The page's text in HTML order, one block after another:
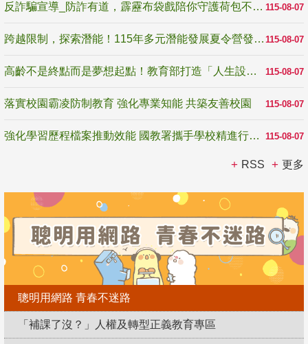
115-08-07
反詐騙宣導_防詐有道，霹靂布袋戲陪你守護荷包不受騙
115-08-07
跨越限制，探索潛能！115年多元潛能發展夏令營發掘生命無限可能
115-08-07
高齡不是終點而是夢想起點！教育部打造「人生設計夢工場」 參展第3屆高齡健康產業博覽會
115-08-07
落實校園霸凌防制教育 強化專業知能 共築友善校園
115-08-07
強化學習歷程檔案推動效能 國教署攜手學校精進行政與教學支持
RSS 更多
聰明用網路 青春不迷路
「補課了沒？」人權及轉型正義教育專區